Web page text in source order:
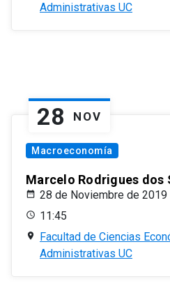
Administrativas UC
28 NOV
Macroeconomía
Marcelo Rodrigues dos
28 de Noviembre de 2019
11:45
Facultad de Ciencias
Administrativas UC